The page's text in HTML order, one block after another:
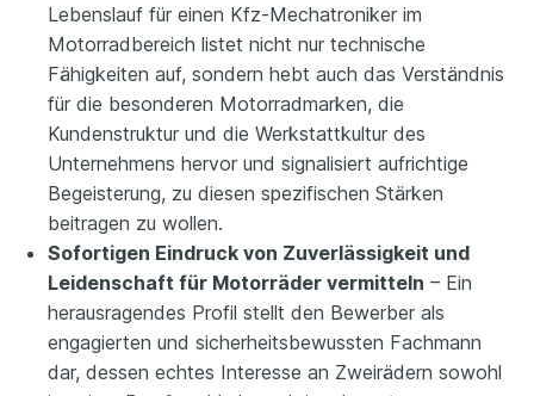
Lebenslauf für einen Kfz-Mechatroniker im
Motorradbereich listet nicht nur technische
Fähigkeiten auf, sondern hebt auch das Verständnis
für die besonderen Motorradmarken, die
Kundenstruktur und die Werkstattkultur des
Unternehmens hervor und signalisiert aufrichtige
Begeisterung, zu diesen spezifischen Stärken
beitragen zu wollen.
Sofortigen Eindruck von Zuverlässigkeit und
Leidenschaft für Motorräder vermitteln – Ein
herausragendes Profil stellt den Bewerber als
engagierten und sicherheitsbewussten Fachmann
dar, dessen echtes Interesse an Zweirädern sowohl